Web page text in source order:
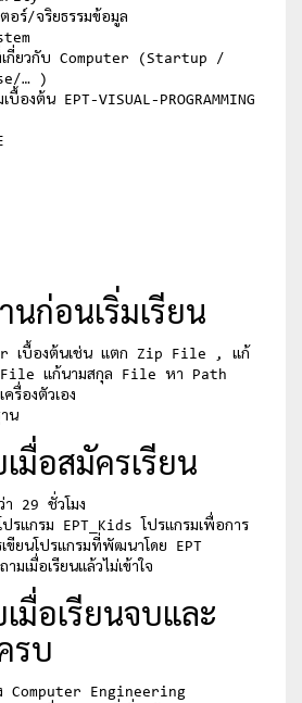
อร์/จริยธรรมข้อมูล
เกี่ยวกับ Computer (Startup /
… )
บื้องต้น EPT-VISUAL-PROGRAMMING
ก่อนเริ่มเรียน
เบื้องต้นเช่น แตก Zip File , แก้
แก้นามสกุล File หา Path
องตัวเอง
น
มื่อสมัครเรียน
า 29 ชั่วโมง
ปรแกรม EPT_Kids โปรแกรมเพื่อการ
เขียนโปรแกรมที่พัฒนาโดย EPT
มเมื่อเรียนแล้วไม่เข้าใจ
มื่อเรียนจบและ
รบ
ง Computer Engineering